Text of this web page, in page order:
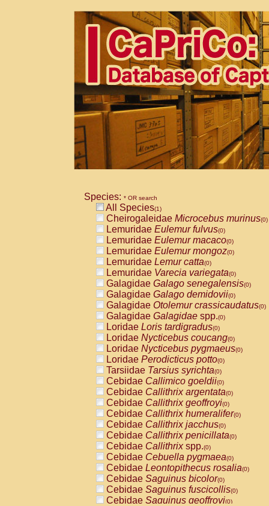
Species: * OR search
All Species(1)
Cheirogaleidae Microcebus murinus(0)
Lemuridae Eulemur fulvus(0)
Lemuridae Eulemur macaco(0)
Lemuridae Eulemur mongoz(0)
Lemuridae Lemur catta(0)
Lemuridae Varecia variegata(0)
Galagidae Galago senegalensis(0)
Galagidae Galago demidovii(0)
Galagidae Otolemur crassicaudatus(0)
Galagidae Galagidae spp.(0)
Loridae Loris tardigradus(0)
Loridae Nycticebus coucang(0)
Loridae Nycticebus pygmaeus(0)
Loridae Perodicticus potto(0)
Tarsiidae Tarsius syrichta(0)
Cebidae Callimico goeldii(0)
Cebidae Callithrix argentata(0)
Cebidae Callithrix geoffroyi(0)
Cebidae Callithrix humeralifer(0)
Cebidae Callithrix jacchus(0)
Cebidae Callithrix penicillata(0)
Cebidae Callithrixspp.(0)
Cebidae Cebuella pygmaea(0)
Cebidae Leontopithecus rosalia(0)
Cebidae Saguinus bicolor(0)
Cebidae Saguinus fuscicollis(0)
Cebidae Saguinus geoffroyi(0)